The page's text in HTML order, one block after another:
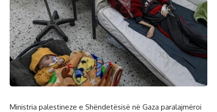
Ministria palestineze e Shëndetësisë në Gaza paralajmëroi